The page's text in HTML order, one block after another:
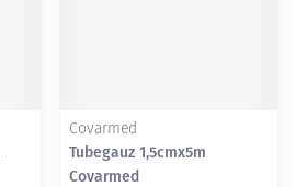
Covarmed
Tubegauz 1,5cmx5m
Covarmed